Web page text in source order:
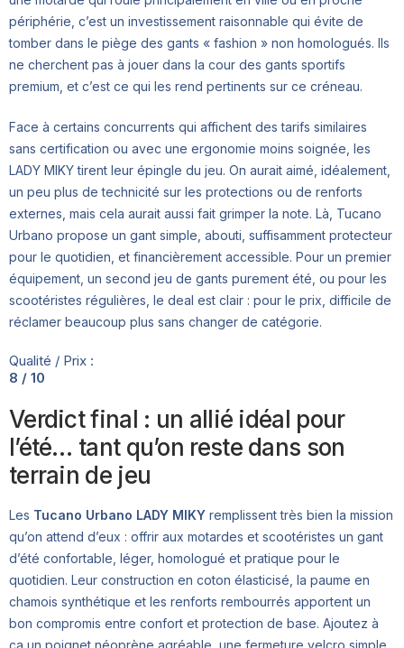
périphérie, c’est un investissement raisonnable qui évite de
tomber dans le piège des gants « fashion » non homologués. Ils
ne cherchent pas à jouer dans la cour des gants sportifs
premium, et c’est ce qui les rend pertinents sur ce créneau.
Face à certains concurrents qui affichent des tarifs similaires
sans certification ou avec une ergonomie moins soignée, les
LADY MIKY tirent leur épingle du jeu. On aurait aimé, idéalement,
un peu plus de technicité sur les protections ou de renforts
externes, mais cela aurait aussi fait grimper la note. Là, Tucano
Urbano propose un gant simple, abouti, suffisamment protecteur
pour le quotidien, et financièrement accessible. Pour un premier
équipement, un second jeu de gants purement été, ou pour les
scootéristes régulières, le deal est clair : pour le prix, difficile de
réclamer beaucoup plus sans changer de catégorie.
Qualité / Prix :
8 / 10
Verdict final : un allié idéal pour
l’été… tant qu’on reste dans son
terrain de jeu
Les Tucano Urbano LADY MIKY remplissent très bien la mission
qu’on attend d’eux : offrir aux motardes et scootéristes un gant
d’été confortable, léger, homologué et pratique pour le
quotidien. Leur construction en coton élasticisé, la paume en
chamois synthétique et les renforts rembourrés apportent un
bon compromis entre confort et protection de base. Ajoutez à